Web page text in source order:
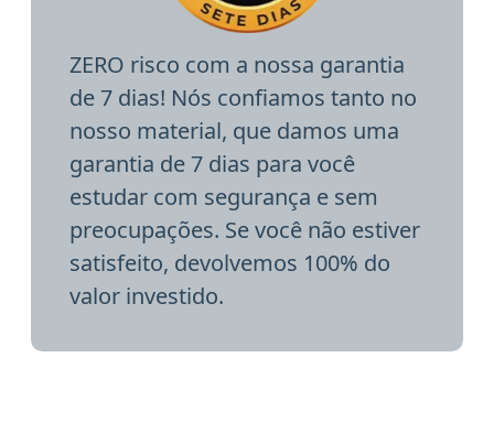
ZERO risco com a nossa garantia
de 7 dias! Nós confiamos tanto no
nosso material, que damos uma
garantia de 7 dias para você
estudar com segurança e sem
preocupações. Se você não estiver
satisfeito, devolvemos 100% do
valor investido.